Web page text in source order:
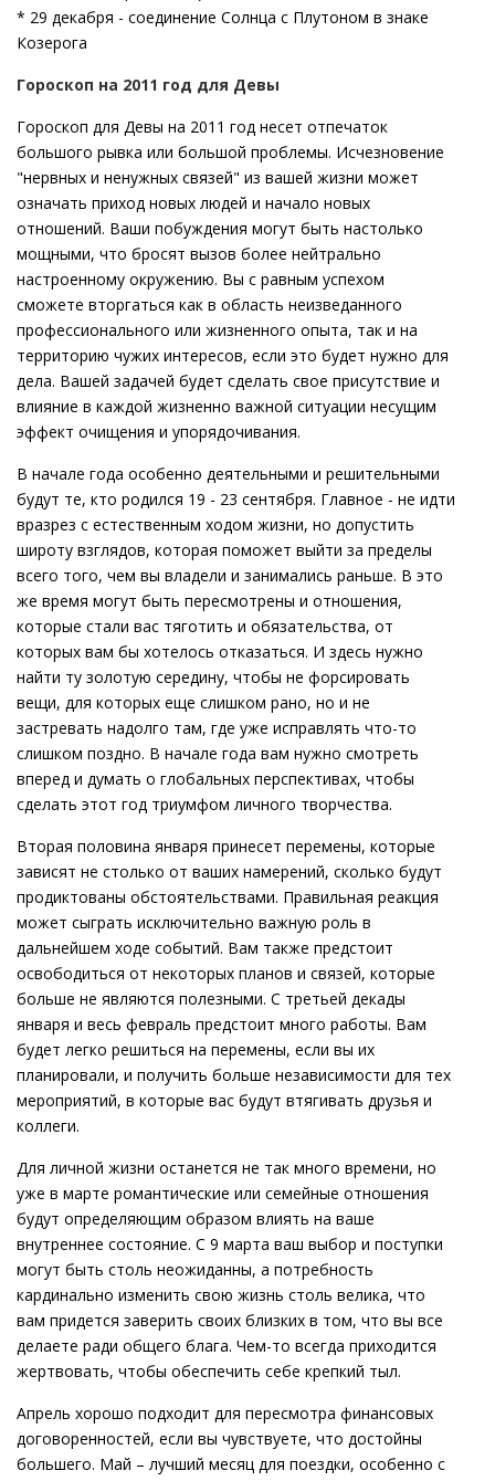
* 29 декабря - соединение Солнца с Плутоном в знаке
Козерога
Гороскоп на 2011 год для Девы
Гороскоп для Девы на 2011 год несет отпечаток
большого рывка или большой проблемы. Исчезновение
"нервных и ненужных связей" из вашей жизни может
означать приход новых людей и начало новых
отношений. Ваши побуждения могут быть настолько
мощными, что бросят вызов более нейтрально
настроенному окружению. Вы с равным успехом
сможете вторгаться как в область неизведанного
профессионального или жизненного опыта, так и на
территорию чужих интересов, если это будет нужно для
дела. Вашей задачей будет сделать свое присутствие и
влияние в каждой жизненно важной ситуации несущим
эффект очищения и упорядочивания.
В начале года особенно деятельными и решительными
будут те, кто родился 19 - 23 сентября. Главное - не идти
вразрез с естественным ходом жизни, но допустить
широту взглядов, которая поможет выйти за пределы
всего того, чем вы владели и занимались раньше. В это
же время могут быть пересмотрены и отношения,
которые стали вас тяготить и обязательства, от
которых вам бы хотелось отказаться. И здесь нужно
найти ту золотую середину, чтобы не форсировать
вещи, для которых еще слишком рано, но и не
застревать надолго там, где уже исправлять что-то
слишком поздно. В начале года вам нужно смотреть
вперед и думать о глобальных перспективах, чтобы
сделать этот год триумфом личного творчества.
Вторая половина января принесет перемены, которые
зависят не столько от ваших намерений, сколько будут
продиктованы обстоятельствами. Правильная реакция
может сыграть исключительно важную роль в
дальнейшем ходе событий. Вам также предстоит
освободиться от некоторых планов и связей, которые
больше не являются полезными. С третьей декады
января и весь февраль предстоит много работы. Вам
будет легко решиться на перемены, если вы их
планировали, и получить больше независимости для тех
мероприятий, в которые вас будут втягивать друзья и
коллеги.
Для личной жизни останется не так много времени, но
уже в марте романтические или семейные отношения
будут определяющим образом влиять на ваше
внутреннее состояние. С 9 марта ваш выбор и поступки
могут быть столь неожиданны, а потребность
кардинально изменить свою жизнь столь велика, что
вам придется заверить своих близких в том, что вы все
делаете ради общего блага. Чем-то всегда приходится
жертвовать, чтобы обеспечить себе крепкий тыл.
Апрель хорошо подходит для пересмотра финансовых
договоренностей, если вы чувствуете, что достойны
большего. Май – лучший месяц для поездки, особенно с